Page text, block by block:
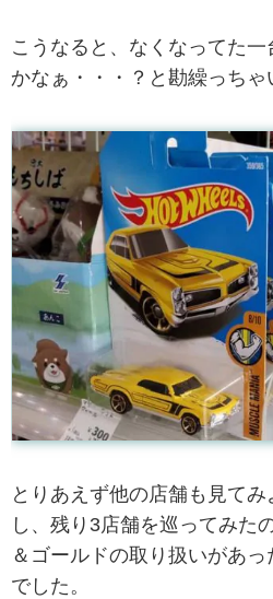
こうなると、なくなってた
かなぁ・・・？と勘繰っちゃ
とりあえず他の店舗も見て
し、残り3店舗を巡ってみた
＆ゴールドの取り扱いがあ
でした。